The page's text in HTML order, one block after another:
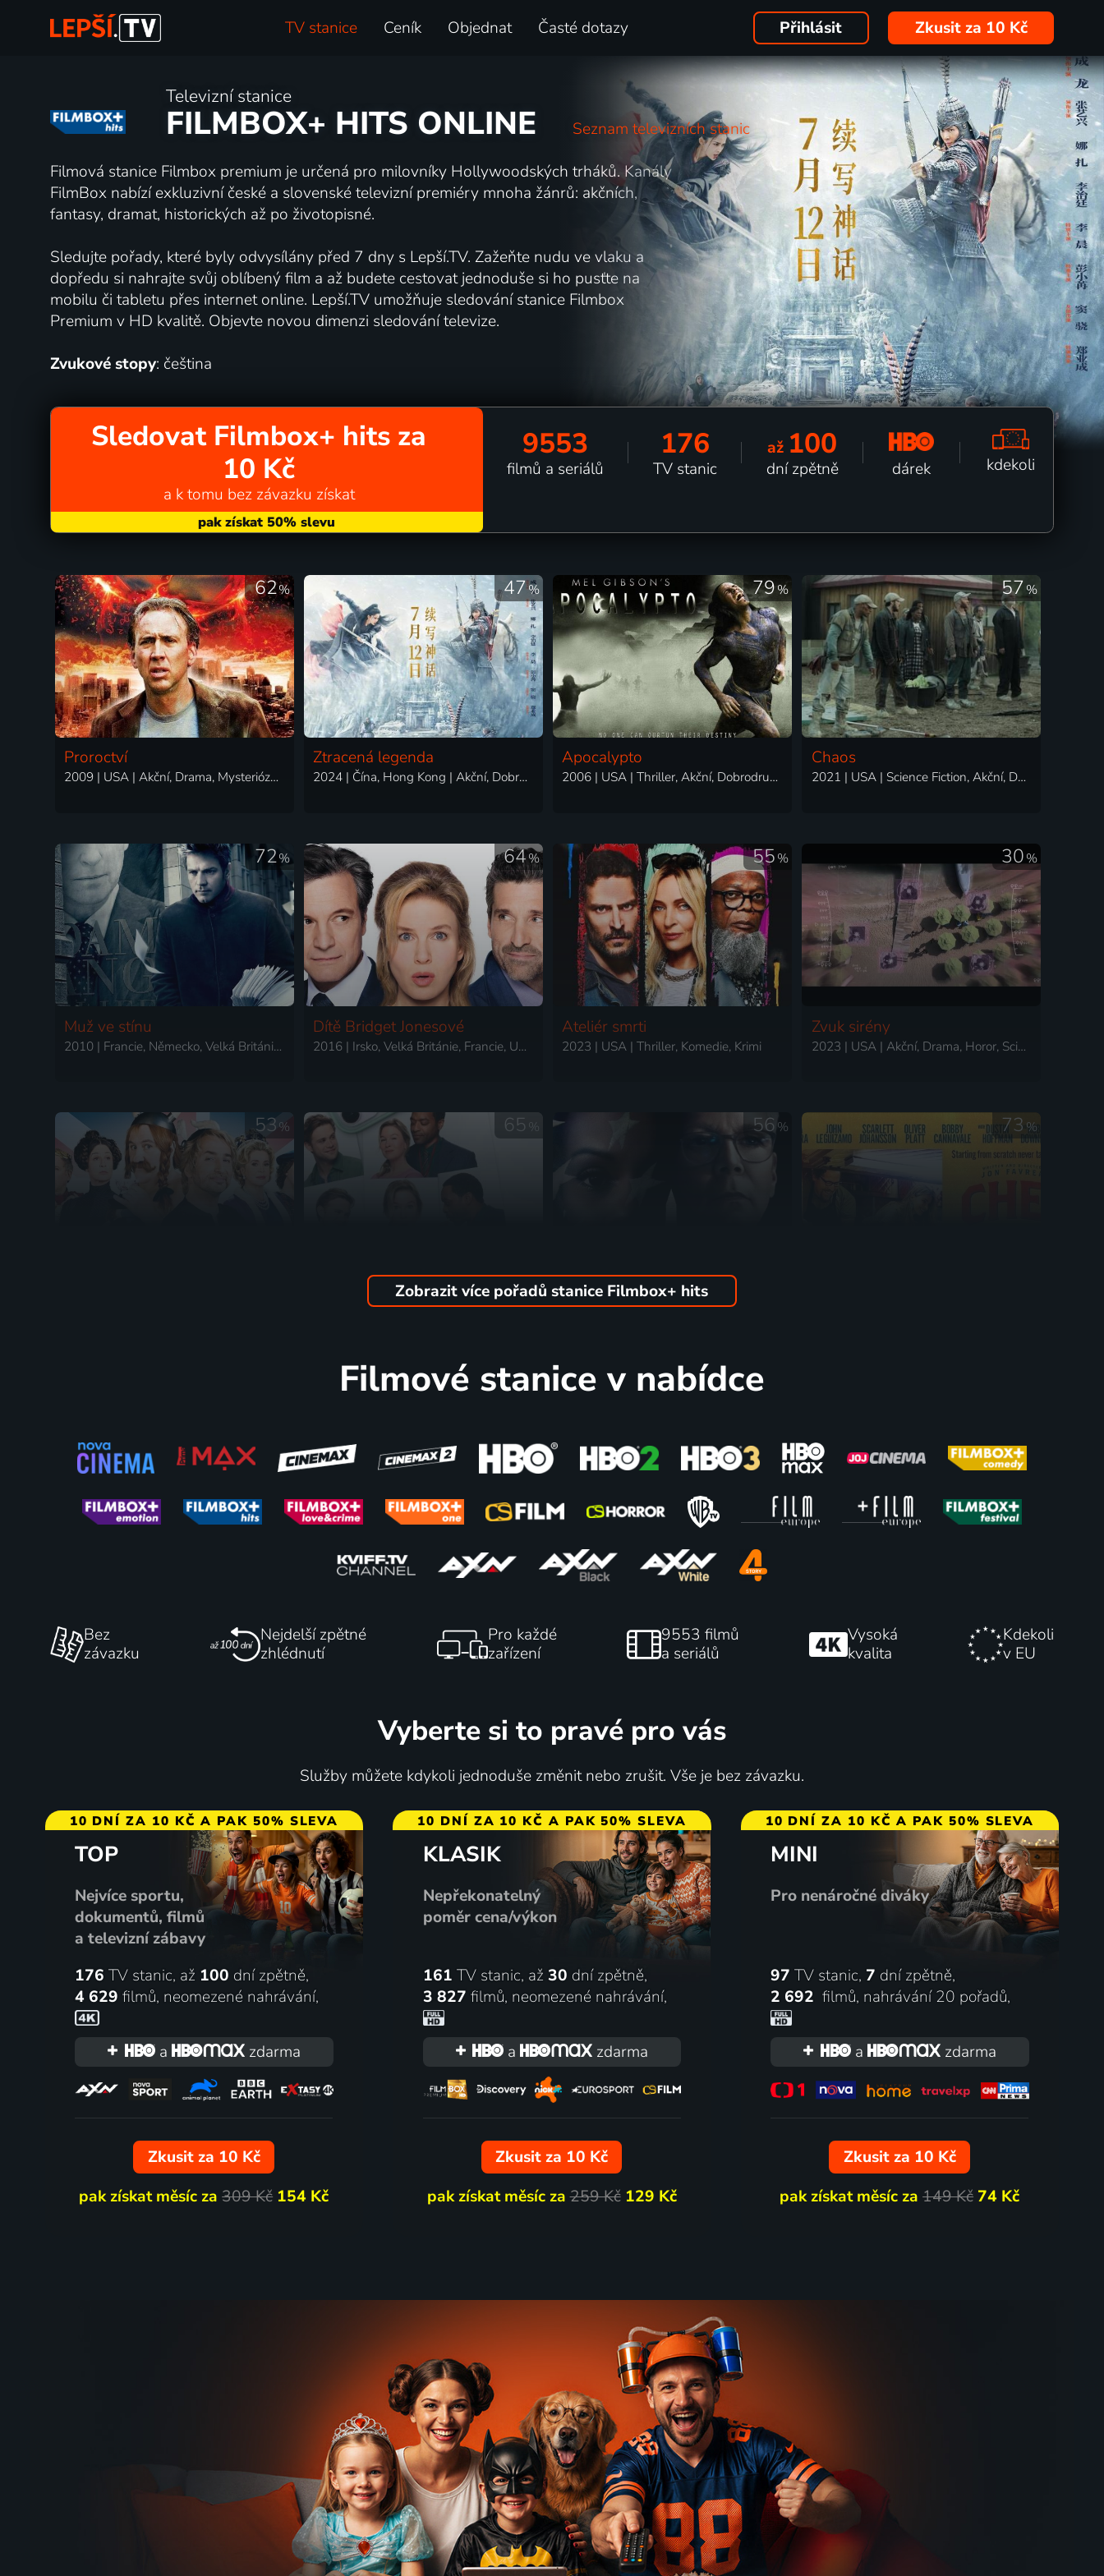
TV stanice Ceník Objednat Časté dotazy Přihlásit Zkusit za 10 Kč
Televizní stanice
FILMBOX+ HITS ONLINE
Seznam televizních stanic
Filmová stanice Filmbox premium je určená pro milovníky Hollywoodských trháků. Kanály
FilmBox nabízí exkluzivní české a slovenské televizní premiéry mnoha žánrů: akčních,
fantasy, dramat, historických až po životopisné.
Sledujte pořady, které byly odvysílány před 7 dny s Lepší.TV. Zažeňte nudu ve vlaku a
dopředu si nahrajte svůj oblíbený film a až budete cestovat jednoduše si ho pusťte na
mobilu či tabletu přes internet online. Lepší.TV umožňuje sledování stanice Filmbox
Premium v HD kvalitě. Objevte novou dimenzi sledování televize.
Zvukové stopy: čeština
Sledovat Filmbox+ hits za
10 Kč
a k tomu bez závazku získat
9553
filmů a seriálů
176
TV stanic
až 100
dní zpětně dárek kdekoli
62%
Proroctví
2009 | USA | Akční, Drama, Mysteriózní, Science Fiction, Thriller
47%
Ztracená legenda
2024 | Čína, Hong Kong | Akční, Dobrodružný, Drama, Komedie
79%
Apocalypto
2006 | USA | Thriller, Akční, Dobrodružný, Drama
57%
Chaos
2021 | USA | Science Fiction, Akční, Dobrodružný, Fantasy
72%
Muž ve stínu
2010 | Francie, Německo, Velká Británie | Thriller, Drama, Krimi, Mysteriózní
64%
Dítě Bridget Jonesové
2016 | Irsko, Velká Británie, Francie, USA | Komedie, Romantický
55%
Ateliér smrti
2023 | USA | Thriller, Komedie, Krimi
30%
Zvuk sirény
2023 | USA | Akční, Drama, Horor, Science Fiction, Thriller
53% 65 %
Bridget Jonesová: Láskou šílená
56 %
Přijatelná oběť
73 %
64%
Mr. Olympia - Příběh bratrů
66
Lekce neslušného chování
63%
Marmeláda
2024 | Velká Británie | Krimi, Drama, Komedie
60%
Čekání na barbary
2020 | Itálie, USA | Drama
Wrestler
2008 | USA | Komedie, Akční, Drama
55%
Bel Canto
2018 | USA | Thriller, Drama, Hudební, Romantický
72%
Muž, který poznal nekonečno
2015 | Velká Británie | Drama, Životopisný
54
Lovec hlav
2022 | Kanada, USA | Western, Akční, Drama
Heidi, děvčátko z hor
2015 | Německo, Švýcarsko | Dobrodružný, Rodinný
41%
Emmanuelle
2024 | Francie, USA | Drama, Romantický
65 % 53%
Lež má krátké nohy
2018 | USA | Komedie, Romantický
%
Mack & Rita
68
57 39% 54%
Zobrazit více pořadů stanice Filmbox+ hits
Filmové stanice v nabídce
Bez
závazku
Nejdelší zpětné
zhlédnutí
Pro každé
zařízení
9553 filmů
a seriálů
Vysoká
kvalita
Kdekoli
v EU
Vyberte si to pravé pro vás
Služby můžete kdykoli jednoduše změnit nebo zrušit. Vše je bez závazku.
10 DNÍ ZA 10 KČ A PAK 50% SLEVA
TOP
Nejvíce sportu,
dokumentů, filmů
a televizní zábavy
176 TV stanic, až 100 dní zpětně,
4 629 filmů, neomezené nahrávání,
a zdarma
Zkusit za 10 Kč
pak získat měsíc za309 Kč 154 Kč
10 DNÍ ZA 10 KČ A PAK 50% SLEVA
KLASIK
Nepřekonatelný
poměr cena/výkon
161 TV stanic, až 30 dní zpětně,
3 827 filmů, neomezené nahrávání,
a zdarma
Zkusit za 10 Kč
pak získat měsíc za259 Kč 129 Kč
10 DNÍ ZA 10 KČ A PAK 50% SLEVA
MINI
Pro nenáročné diváky
97 TV stanic, 7 dní zpětně,
2 692 filmů, nahrávání 20 pořadů,
a zdarma
Zkusit za 10 Kč
pak získat měsíc za149 Kč 74 Kč